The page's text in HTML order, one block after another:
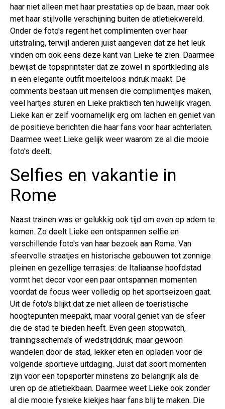
haar niet alleen met haar prestaties op de baan, maar ook
met haar stijlvolle verschijning buiten de atletiekwereld.
Onder de foto's regent het complimenten over haar
uitstraling, terwijl anderen juist aangeven dat ze het leuk
vinden om ook eens deze kant van Lieke te zien. Daarmee
bewijst de topsprintster dat ze zowel in sportkleding als
in een elegante outfit moeiteloos indruk maakt. De
comments bestaan uit mensen die complimentjes maken,
veel hartjes sturen en Lieke praktisch ten huwelijk vragen.
Lieke kan er zelf voornamelijk erg om lachen en geniet van
de positieve berichten die haar fans voor haar achterlaten.
Daarmee weet Lieke gelijk weer waarom ze al die mooie
foto's deelt.
Selfies en vakantie in
Rome
Naast trainen was er gelukkig ook tijd om even op adem te
komen. Zo deelt Lieke een ontspannen selfie en
verschillende foto's van haar bezoek aan Rome. Van
sfeervolle straatjes en historische gebouwen tot zonnige
pleinen en gezellige terrasjes: de Italiaanse hoofdstad
vormt het decor voor een paar ontspannen momenten
voordat de focus weer volledig op het sportseizoen gaat.
Uit de foto's blijkt dat ze niet alleen de toeristische
hoogtepunten meepakt, maar vooral geniet van de sfeer
die de stad te bieden heeft. Even geen stopwatch,
trainingsschema's of wedstrijddruk, maar gewoon
wandelen door de stad, lekker eten en opladen voor de
volgende sportieve uitdaging. Juist dat soort momenten
zijn voor een topsporter minstens zo belangrijk als de
uren op de atletiekbaan. Daarmee weet Lieke ook zonder
al die mooie fysieke kiekjes haar fans blij te maken. Die